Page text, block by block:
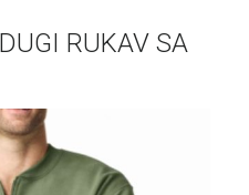
RUKAV SA